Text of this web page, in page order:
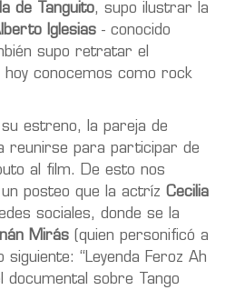
de Tanguito, supo ilustrar la
Iglesias - conocido
supo retratar el
conocemos como rock
estreno, la pareja de
reunirse para participar de
al film. De esto nos
posteo que la actríz Cecilia
sociales, donde se la
Mirás (quien personificó a
siguiente: “Leyenda Feroz Ah
sobre Tango